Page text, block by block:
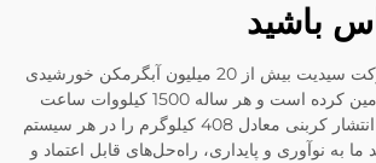
باشید
با 19 سال تجربه، شرکت سیدیت بیش از 20 میلیون آبگرمکن خورشیدی
را در سراسر جهان تامین کرده است و هر ساله 1500 کیلووات ساعت
برق را ذخیره کرده و انتشار کربنی معادل 408 کیلوگرم را در هر سیستم
به نوآوری و پایداری، راه‌حل‌های قابل اعتماد و